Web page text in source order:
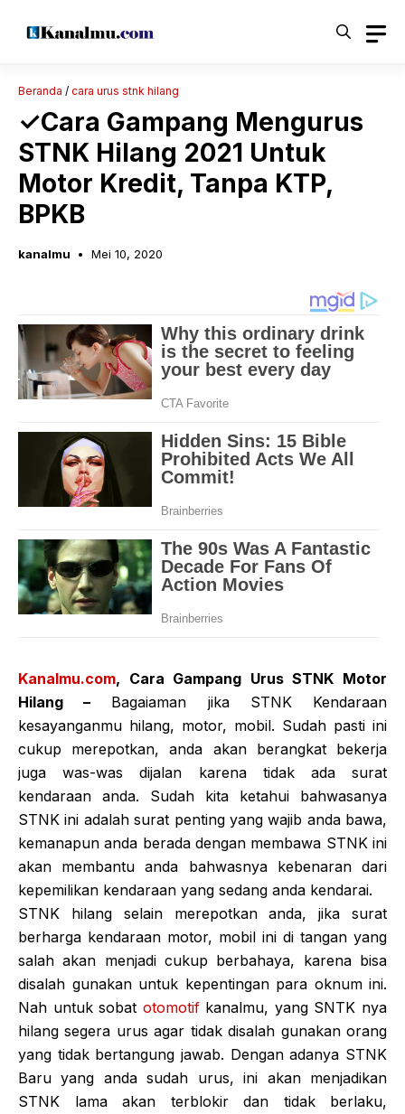
Beranda / cara urus stnk hilang
✓Cara Gampang Mengurus
STNK Hilang 2021 Untuk
Motor Kredit, Tanpa KTP,
BPKB
kanalmu Mei 10, 2020
Kanalmu.com, Cara Gampang Urus STNK Motor
Hilang – Bagaiaman jika STNK Kendaraan
kesayanganmu hilang, motor, mobil. Sudah pasti ini
cukup merepotkan, anda akan berangkat bekerja
juga was-was dijalan karena tidak ada surat
kendaraan anda. Sudah kita ketahui bahwasanya
STNK ini adalah surat penting yang wajib anda bawa,
kemanapun anda berada dengan membawa STNK ini
akan membantu anda bahwasnya kebenaran dari
kepemilikan kendaraan yang sedang anda kendarai.
STNK hilang selain merepotkan anda, jika surat
berharga kendaraan motor, mobil ini di tangan yang
salah akan menjadi cukup berbahaya, karena bisa
disalah gunakan untuk kepentingan para oknum ini.
Nah untuk sobat otomotifkanalmu, yang SNTK nya
hilang segera urus agar tidak disalah gunakan orang
yang tidak bertangung jawab. Dengan adanya STNK
Baru yang anda sudah urus, ini akan menjadikan
STNK lama akan terblokir dan tidak berlaku,